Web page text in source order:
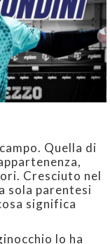
Quella di
Cresciuto nel
sola parentesi
significa
lo ha